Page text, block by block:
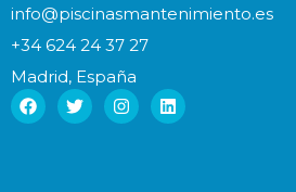
info@piscinasmantenimiento.es
+34 624 24 37 27
Madrid, España